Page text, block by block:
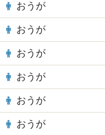
おうが
おうが
おうが
おうが
おうが
おうが